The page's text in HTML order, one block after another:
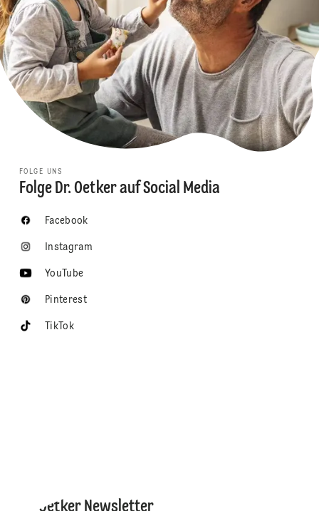
FOLGE UNS
Folge Dr. Oetker auf Social Media
Facebook
Instagram
YouTube
Pinterest
TikTok
Dr. Oetker Newsletter